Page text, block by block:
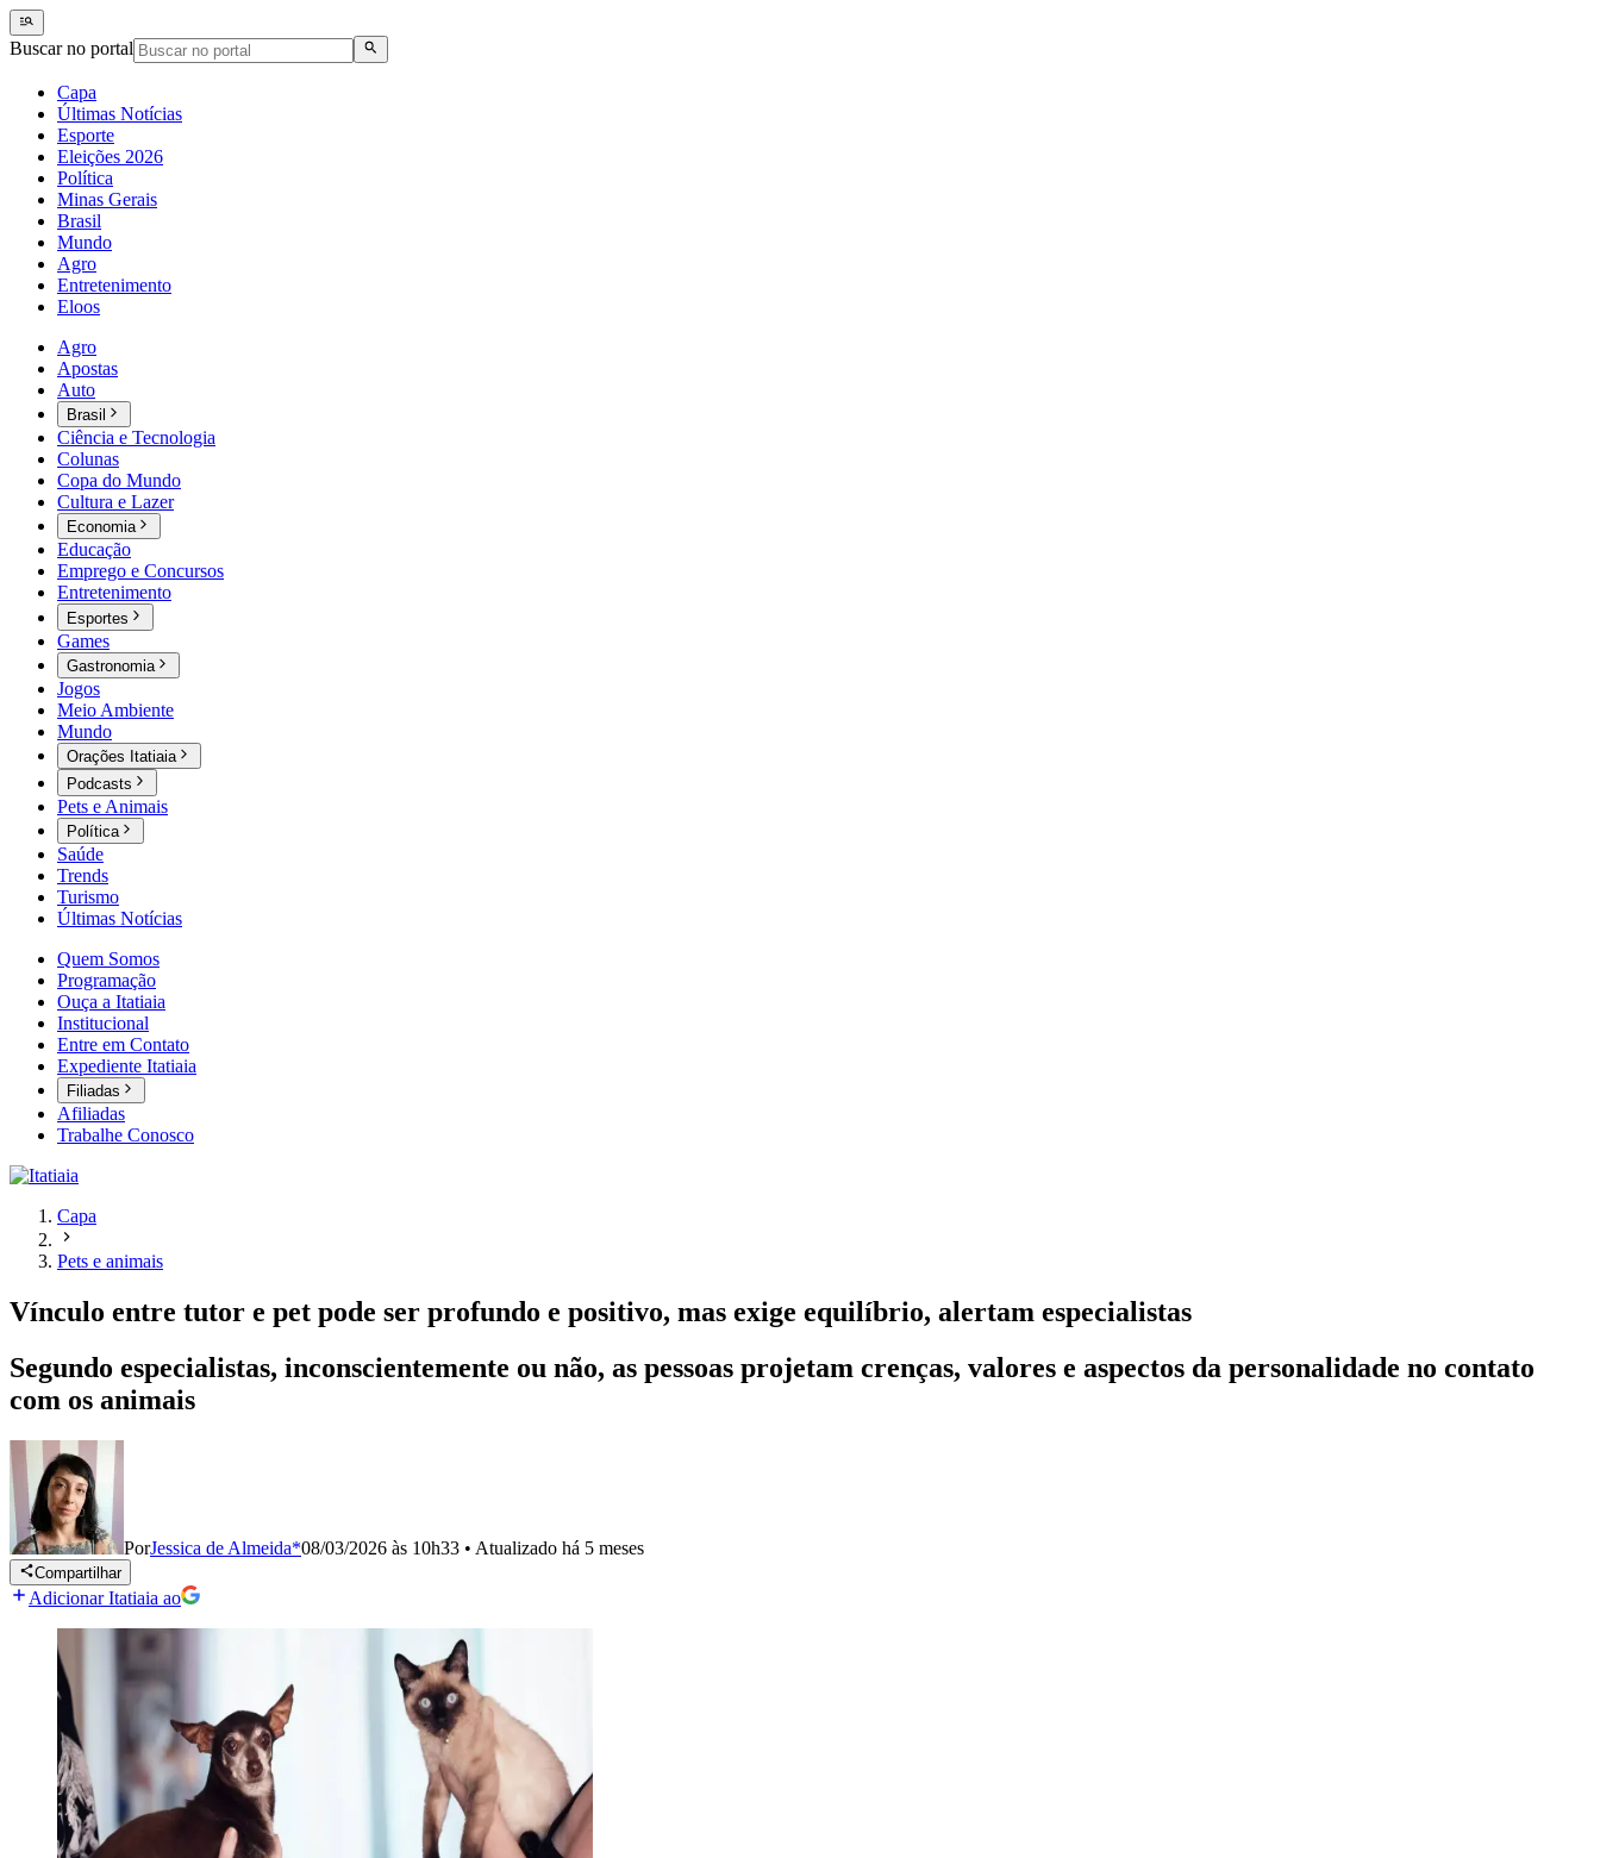
Buscar no portal
Capa
Últimas Notícias
Esporte
Eleições 2026
Política
Minas Gerais
Brasil
Mundo
Agro
Entretenimento
Eloos
Agro
Apostas
Auto
Brasil
Ciência e Tecnologia
Colunas
Copa do Mundo
Cultura e Lazer
Economia
Educação
Emprego e Concursos
Entretenimento
Esportes
Games
Gastronomia
Jogos
Meio Ambiente
Mundo
Orações Itatiaia
Podcasts
Pets e Animais
Política
Saúde
Trends
Turismo
Últimas Notícias
Quem Somos
Programação
Ouça a Itatiaia
Institucional
Entre em Contato
Expediente Itatiaia
Filiadas
Afiliadas
Trabalhe Conosco
Capa
Pets e animais
Vínculo entre tutor e pet pode ser profundo e positivo, mas exige equilíbrio, alertam especialistas
Segundo especialistas, inconscientemente ou não, as pessoas projetam crenças, valores e aspectos da personalidade no contato
com os animais
PorJessica de Almeida*08/03/2026 às 10h33 • Atualizado há 5 meses
Compartilhar
Adicionar Itatiaia ao